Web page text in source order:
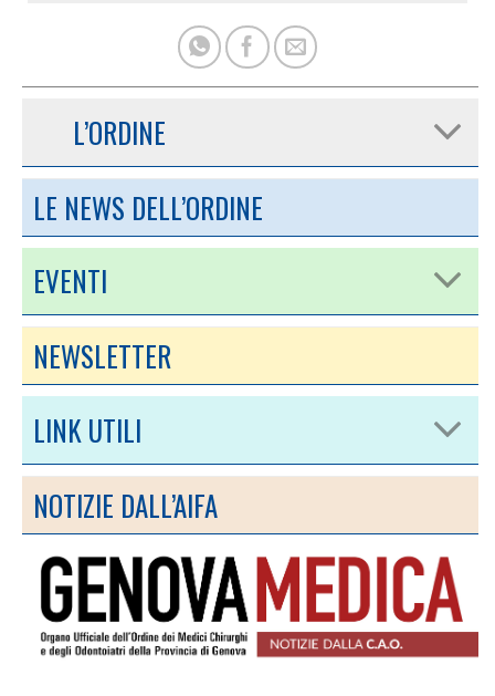
L’ORDINE
LE NEWS DELL’ORDINE
EVENTI
NEWSLETTER
LINK UTILI
NOTIZIE DALL’AIFA